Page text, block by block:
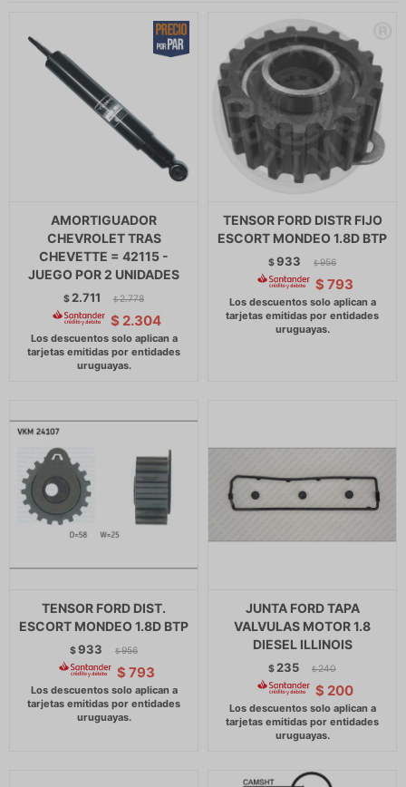
AMORTIGUADOR
CHEVROLET TRAS
CHEVETTE = 42115 -
JUEGO POR 2 UNIDADES
$ 2.711 $ 2.778
$ 2.304
TENSOR FORD DISTR FIJO
ESCORT MONDEO 1.8D BTP
$933 $ 956
$ 793
TENSOR FORD DIST.
ESCORT MONDEO 1.8D BTP
$933 $ 956
$ 793
JUNTA FORD TAPA
VALVULAS MOTOR 1.8
DIESEL ILLINOIS
$ 235 $ 240
$ 200